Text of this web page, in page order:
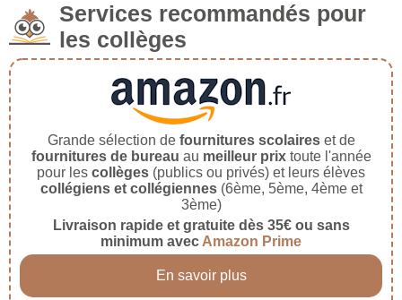
Services recommandés pour
les collèges
Grande sélection de fournitures scolaireset de
fournitures de bureau au meilleur prixtoute l'année
pour les collèges (publics ou privés) et leurs élèves
collégiens et collégiennes(6ème, 5ème, 4ème et
3ème)
Livraison rapide et gratuite dès 35€ ou sans
minimum avec Amazon Prime
En savoir plus